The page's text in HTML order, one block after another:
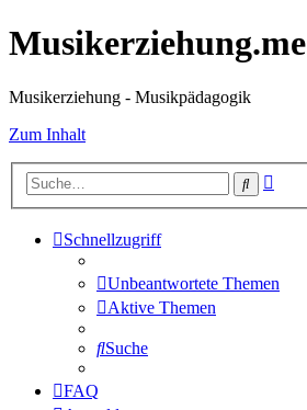
Musikerziehung.me
Musikerziehung - Musikpädagogik
Zum Inhalt
Suche
Schnellzugriff
Unbeantwortete Themen
Aktive Themen
Suche
FAQ